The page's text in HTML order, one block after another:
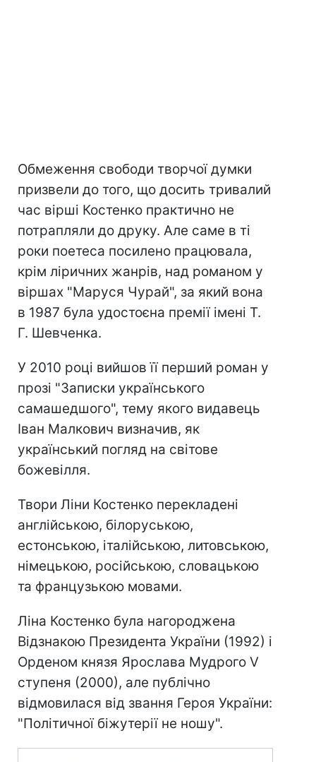
Обмеження свободи творчої думки
призвели до того, що досить тривалий
час вірші Костенко практично не
потрапляли до друку. Але саме в ті
роки поетеса посилено працювала,
крім ліричних жанрів, над романом у
віршах "Маруся Чурай", за який вона
в 1987 була удостоєна премії імені Т.
Г. Шевченка.
У 2010 році вийшов її перший роман у
прозі "Записки українського
самашедшого", тему якого видавець
Іван Малкович визначив, як
український погляд на світове
божевілля.
Твори Ліни Костенко перекладені
англійською, білоруською,
естонською, італійською, литовською,
німецькою, російською, словацькою
та французькою мовами.
Ліна Костенко була нагороджена
Відзнакою Президента України (1992) і
Орденом князя Ярослава Мудрого V
ступеня (2000), але публічно
відмовилася від звання Героя України:
"Політичної біжутерії не ношу".